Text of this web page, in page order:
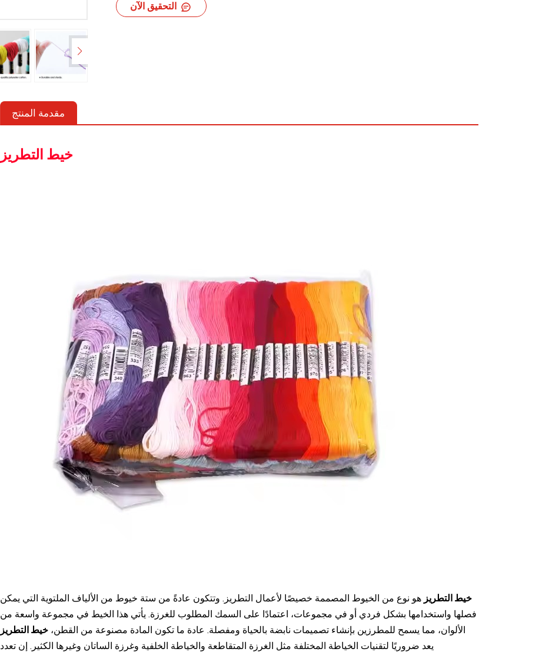
التحقيق الآن
مقدمة المنتج
خيط التطريز
خيط التطريز هو نوع من الخيوط المصممة خصيصًا لأعمال التطريز. وتتكون عادةً من ستة خيوط من الألياف الملتوية التي يمكن
فصلها واستخدامها بشكل فردي أو في مجموعات، اعتمادًا على السمك المطلوب للغرزة. يأتي هذا الخيط في مجموعة واسعة من
الألوان، مما يسمح للمطرزين بإنشاء تصميمات نابضة بالحياة ومفصلة. عادة ما تكون المادة مصنوعة من القطن،خيط التطريز
يعد ضروريًا لتقنيات الخياطة المختلفة مثل الغرزة المتقاطعة والخياطة الخلفية وغرزة الساتان وغيرها الكثير. إن تعدد